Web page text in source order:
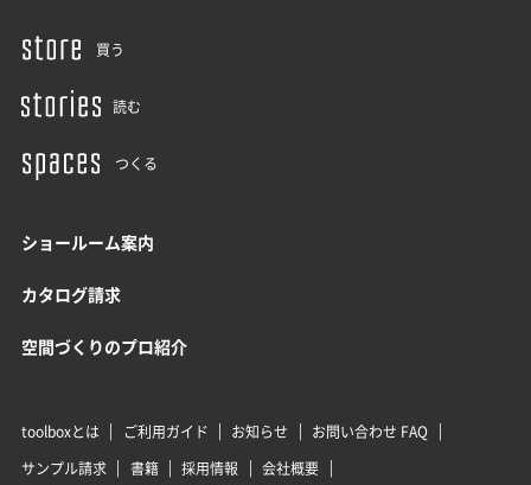
買う
読む
つくる
ショールーム案内
カタログ請求
空間づくりのプロ紹介
toolboxとは ご利用ガイド お知らせ
お問い合わせ FAQ
サンプル請求
書籍 採用情報
会社概要